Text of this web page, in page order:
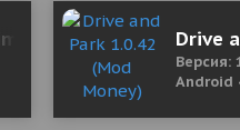
(18+) 2.3.3 МодDrive
Версия:
Android